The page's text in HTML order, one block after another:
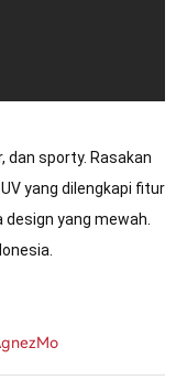
dan sporty. Rasakan
yang dilengkapi fitur
yang mewah.